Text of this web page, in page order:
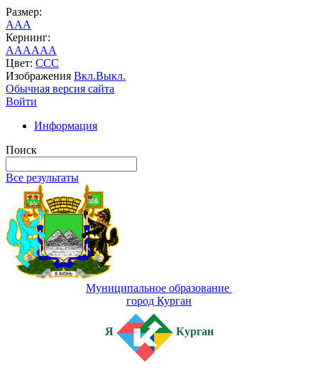
Размер:
AAA
Кернинг:
AAAAAA
Цвет: CCC
Изображения Вкл.Выкл.
Обычная версия сайта
Войти
Информация
Поиск
Все результаты
Муниципальное образование
город Курган
Я Курган